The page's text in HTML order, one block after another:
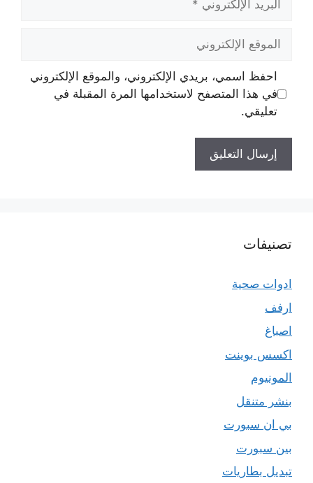
الإلكتروني
الإلكتروني
احفظ اسمي، بريدي الإلكتروني، والموقع الإلكتروني
في هذا المتصفح لاستخدامها المرة المقبلة في
تعليقي.
تصنيفات
ادوات صحية
ارفف
اصباغ
اكسس بوينت
المونيوم
بنشر متنقل
بي ان سبورت
بين سبورت
تبديل بطاريات